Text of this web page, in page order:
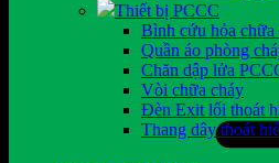
Thiết bị PCCC
Bình cứu hỏa chữa
Quần áo phòng
Chăn dập lửa
Vòi chữa cháy
Đèn Exit lối thoát
Thang dây thoát